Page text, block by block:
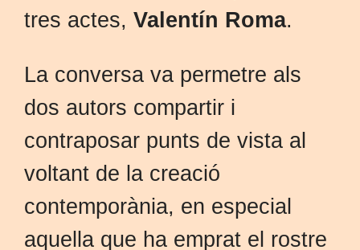
tres actes, Valentín Roma.
La conversa va permetre als
dos autors compartir i
contraposar punts de vista al
voltant de la creació
contemporània, en especial
aquella que ha emprat el rostre